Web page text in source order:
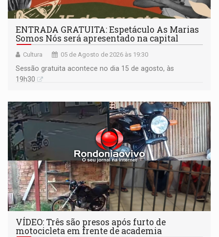
ENTRADA GRATUITA: Espetáculo As Marias
Somos Nós será apresentado na capital
Cultura 05 de Agosto de 2026 às 19:30
Sessão gratuita acontece no dia 15 de agosto, às
19h30
VÍDEO: Três são presos após furto de
motocicleta em frente de academia